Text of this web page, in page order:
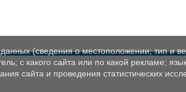
(сведения о местоположении; тип и
с какого сайта или по какой рекламе;
сайта и проведения статистических